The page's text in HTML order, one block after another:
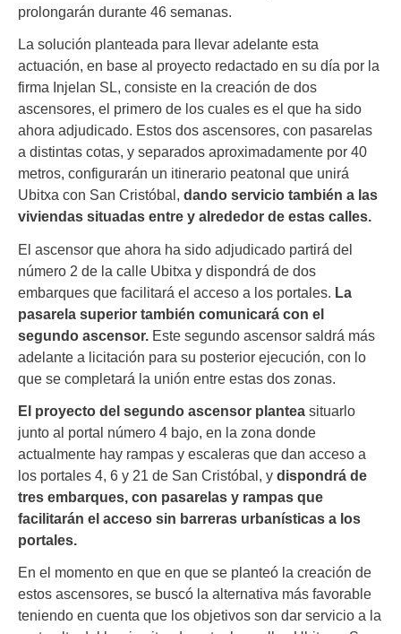
prolongarán durante 46 semanas.
La solución planteada para llevar adelante esta
actuación, en base al proyecto redactado en su día por la
firma Injelan SL, consiste en la creación de dos
ascensores, el primero de los cuales es el que ha sido
ahora adjudicado. Estos dos ascensores, con pasarelas
a distintas cotas, y separados aproximadamente por 40
metros, configurarán un itinerario peatonal que unirá
Ubitxa con San Cristóbal, dando servicio también a las
viviendas situadas entre y alrededor de estas calles.
El ascensor que ahora ha sido adjudicado partirá del
número 2 de la calle Ubitxa y dispondrá de dos
embarques que facilitará el acceso a los portales. La
pasarela superior también comunicará con el
segundo ascensor. Este segundo ascensor saldrá más
adelante a licitación para su posterior ejecución, con lo
que se completará la unión entre estas dos zonas.
El proyecto del segundo ascensor plantea situarlo
junto al portal número 4 bajo, en la zona donde
actualmente hay rampas y escaleras que dan acceso a
los portales 4, 6 y 21 de San Cristóbal, y dispondrá de
tres embarques, con pasarelas y rampas que
facilitarán el acceso sin barreras urbanísticas a los
portales.
En el momento en que en que se planteó la creación de
estos ascensores, se buscó la alternativa más favorable
teniendo en cuenta que los objetivos son dar servicio a la